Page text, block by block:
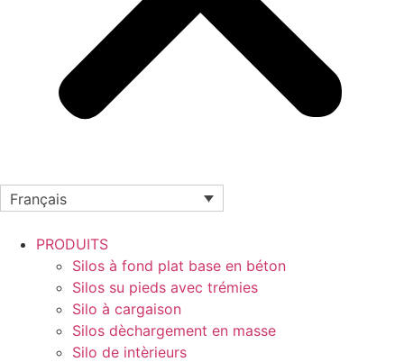
Français
PRODUITS
Silos à fond plat base en béton
Silos su pieds avec trémies
Silo à cargaison
Silos dèchargement en masse
Silo de intèrieurs